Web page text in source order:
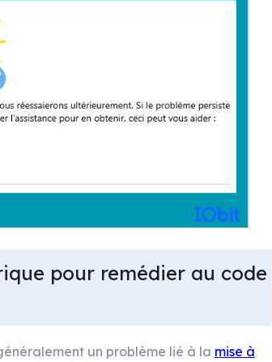
pour remédier au code
un problème lié à la mise à